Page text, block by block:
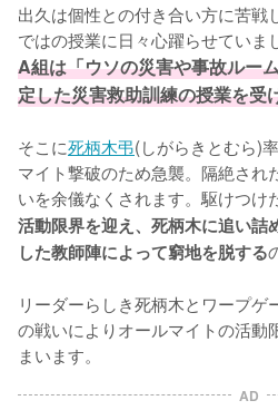
出久は個性との付き合い方に苦戦
ではの授業に日々心躍らせていま
A組は「ウソの災害や事故ルー
定した災害救助訓練の授業を受
そこに死柄木弔(しがらきとむら)
マイト撃破のため急襲。隔絶され
いを余儀なくされます。駆けつけ
活動限界を迎え、死柄木に追い詰
した教師陣によって窮地を脱する
リーダーらしき死柄木とワープゲ
の戦いによりオールマイトの活動
まいます。
AD